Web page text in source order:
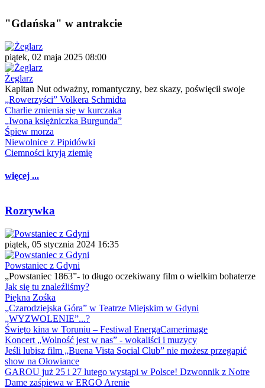
"Gdańska" w antrakcie
piątek, 02 maja 2025 08:00
Żeglarz
Kapitan Nut odważny, romantyczny, bez skazy, poświęcił swoje
„Rowerzyści” Volkera Schmidta
Charlie zmienia się w kurczaka
„Iwona księżniczka Burgunda”
Śpiew morza
Niewolnice z Pipidówki
Ciemności kryją ziemię
więcej ...
Rozrywka
piątek, 05 stycznia 2024 16:35
Powstaniec z Gdyni
„Powstaniec 1863”- to długo oczekiwany film o wielkim bohaterze
Jak się tu znaleźliśmy?
Piękna Zośka
„Czarodziejska Góra” w Teatrze Miejskim w Gdyni
„WYZWOLENIE”...?
Święto kina w Toruniu – Festiwal EnergaCamerimage
Koncert „Wolność jest w nas” - wokaliści i muzycy
Jeśli lubisz film „Buena Vista Social Club” nie możesz przegapić
show na Ołowiance
GAROU już 25 i 27 lutego wystąpi w Polsce! Dzwonnik z Notre
Dame zaśpiewa w ERGO Arenie